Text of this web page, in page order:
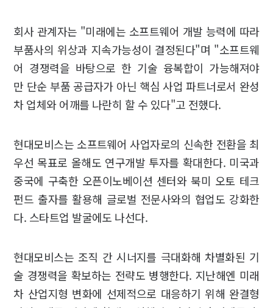
회사 관계자는 "미래에는 소프트웨어 개발 능력에 따라
부품사의 위상과 지속가능성이 결정된다"며 "소프트웨
어 경쟁력을 바탕으로 한 기술 융복합이 가능해져야
만 단순 부품 공급자가 아닌 핵심 사업 파트너로서 완성
차 업체와 어깨를 나란히 할 수 있다"고 전했다.
현대모비스는 소프트웨어 사업자로의 신속한 전환을 최
우선 목표로 올해도 연구개발 투자를 확대한다. 미국과
중국에 구축한 오픈이노베이션 센터와 북미 오토 테크
펀드 출자를 활용해 글로벌 전문사와의 협업도 강화한
다. 스타트업 발굴에도 나선다.
현대모비스는 조직 간 시너지를 극대화해 차별화된 기
술 경쟁력을 확보하는 전략도 병행한다. 지난해엔 미래
차 산업지형 변화에 선제적으로 대응하기 위해 완결형